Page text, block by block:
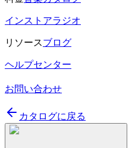
インストアラジオ
リソースブログ
ヘルプセンター
お問い合わせ
カタログに戻る